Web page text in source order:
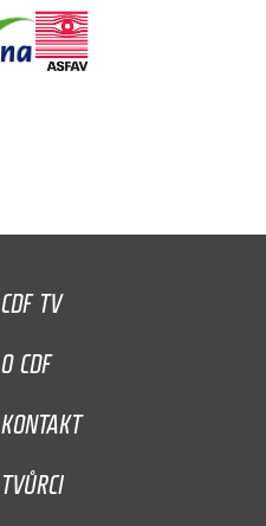
CDF TV
O CDF
KONTAKT
TVŮRCI